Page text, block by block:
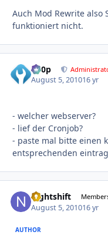
Auch Mod Rewrite also
funktioniert nicht.
d00p
August 5, 201016 yr
- welcher webserver?
- lief der Cronjob?
- paste mal bitte einen
entsprechenden
nightshift
August 5, 201016 yr
AUTHOR